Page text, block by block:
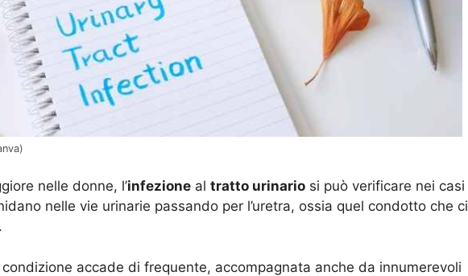
nelle donne, l’infezione al tratto urinario si può verificare nei casi
nelle vie urinarie passando per l’uretra, ossia quel condotto che ci
accade di frequente, accompagnata anche da innumerevoli